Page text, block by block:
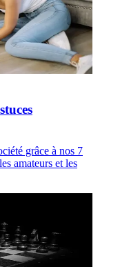
grâce à nos 7
amateurs et les